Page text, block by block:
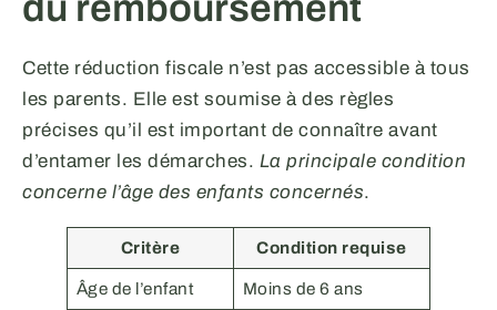
Cette réduction fiscale n’est pas accessible à tous
les parents. Elle est soumise à des règles
précises qu’il est important de connaître avant
d’entamer les démarches. La principale condition
concerne l’âge des enfants concernés.
Critère Condition requise
Âge de l’enfant Moins de 6 ans